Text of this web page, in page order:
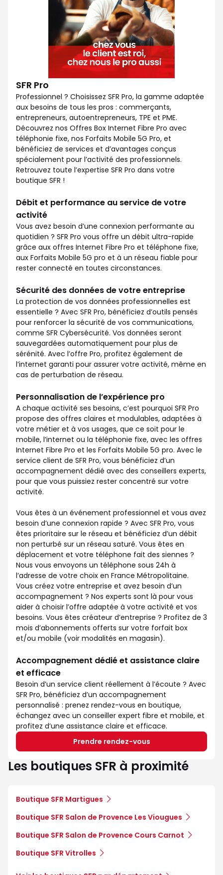
SFR Pro
Professionnel ? Choisissez SFR Pro, la gamme adaptée
aux besoins de tous les pros : commerçants,
entrepreneurs, autoentrepreneurs, TPE et PME.
Découvrez nos Offres Box Internet Fibre Pro avec
téléphonie fixe, nos Forfaits Mobile 5G Pro, et
bénéficiez de services et d’avantages conçus
spécialement pour l’activité des professionnels.
Retrouvez toute l’expertise SFR Pro dans votre
boutique SFR !
Débit et performance au service de votre
activité
Vous avez besoin d’une connexion performante au
quotidien ? SFR Pro vous offre un débit ultra-rapide
grâce aux offres Internet Fibre Pro et téléphone fixe,
aux Forfaits Mobile 5G pro et à un réseau fiable pour
rester connecté en toutes circonstances.
Sécurité des données de votre entreprise
La protection de vos données professionnelles est
essentielle ? Avec SFR Pro, bénéficiez d’outils pensés
pour renforcer la sécurité de vos communications,
comme SFR Cybersécurité. Vos données seront
sauvegardées automatiquement pour plus de
sérénité. Avec l’offre Pro, profitez également de
l’internet garanti pour assurer votre activité, même en
cas de perturbation de réseau.
Personnalisation de l’expérience pro
A chaque activité ses besoins, c’est pourquoi SFR Pro
propose des offres claires et modulables, adaptées à
votre métier et à vos usages, que ce soit pour le
mobile, l’internet ou la téléphonie fixe, avec les offres
Internet Fibre Pro et les Forfaits Mobile 5G pro. Avec le
service client de SFR Pro, vous bénéficiez d’un
accompagnement dédié avec des conseillers experts,
pour que vous puissiez rester concentré sur votre
activité.
Vous êtes à un événement professionnel et vous avez
besoin d’une connexion rapide ? Avec SFR Pro, vous
êtes prioritaire sur le réseau et bénéficiez d’un débit
non perturbé sur un réseau saturé. Vous êtes en
déplacement et votre téléphone fait des siennes ?
Nous vous envoyons un téléphone sous 24h à
l’adresse de votre choix en France Métropolitaine.
Vous créez votre entreprise et avez besoin d’un
accompagnement ? Nos experts sont là pour vous
aider à choisir l’offre adaptée à votre activité et vos
besoins. Vous êtes créateur d’entreprise ? Profitez de 3
mois d’abonnements offerts sur votre forfait box
et/ou mobile (voir modalités en magasin).
Accompagnement dédié et assistance claire
et efficace
Besoin d’un service client réellement à l’écoute ? Avec
SFR Pro, bénéficiez d’un accompagnement
personnalisé : prenez rendez-vous en boutique,
échangez avec un conseiller expert fibre et mobile, et
profitez d’une assistance claire et efficace.
Prendre rendez-vous
Les boutiques SFR à proximité
Boutique SFR Martigues
Boutique SFR Salon de Provence Les Viougues
Boutique SFR Salon de Provence Cours Carnot
Boutique SFR Vitrolles